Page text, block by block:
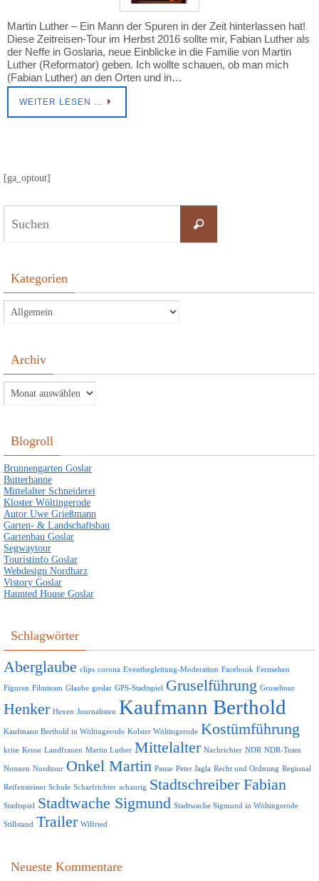
Martin Luther – Ein Mann der Spuren in der Zeit hinterlassen hat!
Diese Zeitreisen-Tour im Herbst 2016 sollte mir, Fabian Luther als
der Neffe in Goslaria, neue Einblicke in die Familie von Martin
Luther (Reformator) geben. Ich wollte schauen, ob man mich
(Fabian Luther) an den Orten und in…
WEITER LESEN …
[ga_optout]
Suchen
Kategorien
Archiv
Blogroll
Brunnengarten Goslar
Butterhanne
Mittelalter Schneiderei
Kloster Wöltingerode
Autor Uwe Grießmann
Garten- & Landschaftsbau
Gartenbau Goslar
Segwaytour
Touristinfo Goslar
Webdesign Nordharz
Vistory Goslar
Haunted House Goslar
Schlagwörter
Aberglaube clips corona Eventbegleitung-Moderation Facebook Fernsehen
Figuren Filmteam Glaube goslar GPS-Stadtspiel Gruselführung Gruseltour
Henker Hexen Journalisten Kaufmann Berthold
Kaufmann Berthold in Wöltingerode Kolster Wöltingerode Kostümführung
krise Kruse Landfrauen Martin Luther Mittelalter Nachrichter NDR NDR-Team
Nonnen Nordtour Onkel Martin Pause Peter Jagla Recht und Ordnung Regional
Reifensteiner Schule Scharfrichter schaurig Stadtschreiber Fabian
Stadtspiel Stadtwache Sigmund Stadtwache Sigmund in Wöltingerode
Stillstand Trailer Wilfried
Neueste Kommentare